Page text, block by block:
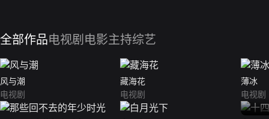
出演了《小楼又东风》中的林灿荣、电影《
春遇见你》。2021年11月6日，其主演的电视
全部作品电视剧 电影主持综艺
风与潮
电视剧
藏海花
电视剧
薄冰
电视剧